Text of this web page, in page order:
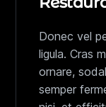
Donec vel
ligula. Cras
ornare,
semper